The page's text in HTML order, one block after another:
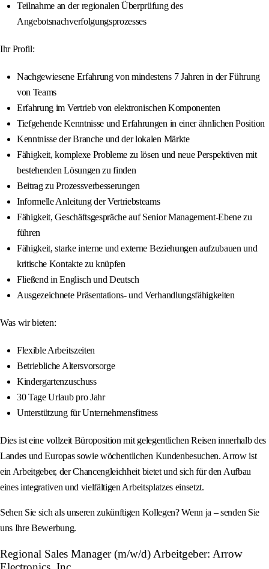
Teilnahme an der regionalen Überprüfung des
Angebotsnachverfolgungsprozesses
Ihr Profil:
Nachgewiesene Erfahrung von mindestens 7 Jahren in der Führung
von Teams
Erfahrung im Vertrieb von elektronischen Komponenten
Tiefgehende Kenntnisse und Erfahrungen in einer ähnlichen Position
Kenntnisse der Branche und der lokalen Märkte
Fähigkeit, komplexe Probleme zu lösen und neue Perspektiven mit
bestehenden Lösungen zu finden
Beitrag zu Prozessverbesserungen
Informelle Anleitung der Vertriebsteams
Fähigkeit, Geschäftsgespräche auf Senior Management-Ebene zu
führen
Fähigkeit, starke interne und externe Beziehungen aufzubauen und
kritische Kontakte zu knüpfen
Fließend in Englisch und Deutsch
Ausgezeichnete Präsentations- und Verhandlungsfähigkeiten
Was wir bieten:
Flexible Arbeitszeiten
Betriebliche Altersvorsorge
Kindergartenzuschuss
30 Tage Urlaub pro Jahr
Unterstützung für Unternehmensfitness
Dies ist eine vollzeit Büroposition mit gelegentlichen Reisen innerhalb des
Landes und Europas sowie wöchentlichen Kundenbesuchen. Arrow ist
ein Arbeitgeber, der Chancengleichheit bietet und sich für den Aufbau
eines integrativen und vielfältigen Arbeitsplatzes einsetzt.
Sehen Sie sich als unseren zukünftigen Kollegen? Wenn ja – senden Sie
uns Ihre Bewerbung.
Regional Sales Manager (m/w/d) Arbeitgeber: Arrow